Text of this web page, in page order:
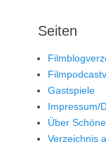
Seiten
Gastspiele
Impressum/
Über
Verzeichnis